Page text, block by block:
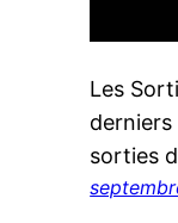
Les
sorties